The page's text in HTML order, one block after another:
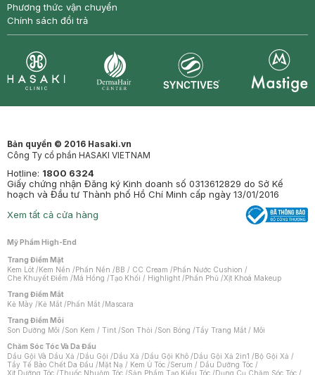
Phương thức vận chuyển
Chính sách đổi trả
Bản quyền © 2016 Hasaki.vn
Công Ty cổ phần HASAKI VIETNAM
Hotline: 1800 6324
Giấy chứng nhận Đăng ký Kinh doanh số 0313612829 do Sở Kế
hoạch và Đầu tư Thành phố Hồ Chí Minh cấp ngày 13/01/2016
Xem tất cả cửa hàng
Mỹ Phẩm High-End
Trang Điểm Mặt
Kem Lót /Kem Nền /Phấn Nền /BB / CC Cream /Phấn Nước Cushion /
Che Khuyết Điểm /Má Hồng /Tạo Khối / Highlight /Phấn Phủ /Xịt Khoá Makeup
Trang Điểm Mắt
Kẻ Mày /Kẻ Mắt /Phấn Mắt /Mascara
Trang Điểm Môi
Son Dưỡng Môi /Son Kem / Tint /Son Thỏi /Son Bóng /Tẩy Trang Mắt / Môi
Chăm Sóc Tóc Và Da Đầu
Dầu Gội Và Dầu Xả /Dầu Gội /Dầu Xả /Dầu Gội Khô /Dầu Gội Xả 2in1 /Bộ Gội Xả /
Tẩy Tế Bào Chết Da Đầu /Mặt Nạ / Kem Ủ Tóc /Serum / Dầu Dưỡng Tóc /
Xịt Dưỡng Tóc /Thuốc Nhuộm Tóc /Sản Phẩm Tạo Kiểu Tóc /Dụng Cụ Chăm Sóc Tóc /